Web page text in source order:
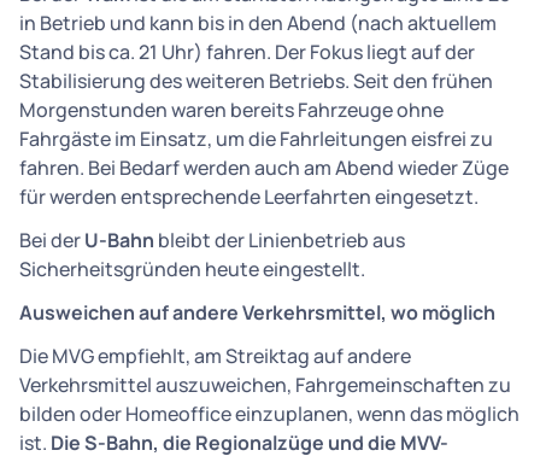
in Betrieb und kann bis in den Abend (nach aktuellem
Stand bis ca. 21 Uhr) fahren. Der Fokus liegt auf der
Stabilisierung des weiteren Betriebs. Seit den frühen
Morgenstunden waren bereits Fahrzeuge ohne
Fahrgäste im Einsatz, um die Fahrleitungen eisfrei zu
fahren. Bei Bedarf werden auch am Abend wieder Züge
für werden entsprechende Leerfahrten eingesetzt.
Bei derU-Bahn bleibt der Linienbetrieb aus
Sicherheitsgründen heute eingestellt.
Ausweichen auf andere Verkehrsmittel, wo möglich
Die MVG empfiehlt, am Streiktag auf andere
Verkehrsmittel auszuweichen, Fahrgemeinschaften zu
bilden oder Homeoffice einzuplanen, wenn das möglich
ist. Die S-Bahn, die Regionalzüge und die MVV-